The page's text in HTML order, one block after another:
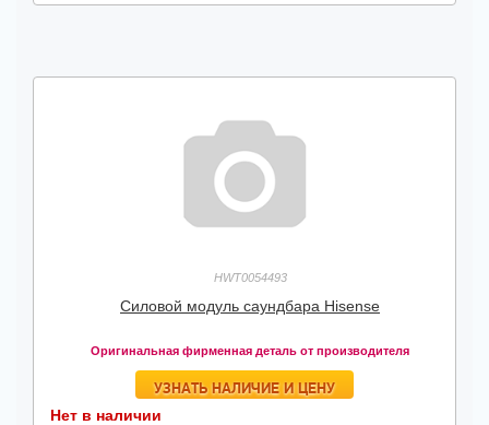
HWT0054493
Силовой модуль саундбара Hisense
Оригинальная фирменная деталь от производителя
УЗНАТЬ НАЛИЧИЕ И ЦЕНУ
Нет в наличии